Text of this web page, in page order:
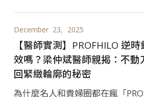
與自信。
December 23 2025
【醫師實測】PROFHILO 逆
效嗎？梁仲斌醫師親揭：不動
回緊緻輪廓的秘密
為什麼名人和貴婦圈都在瘋「